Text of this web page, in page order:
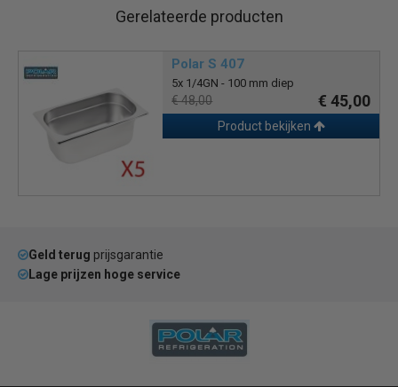
Gerelateerde producten
Polar S 407
5x 1/4GN - 100 mm diep
€ 48,00 € 45,00
Product bekijken
Geld terug prijsgarantie
Lage prijzen hoge service